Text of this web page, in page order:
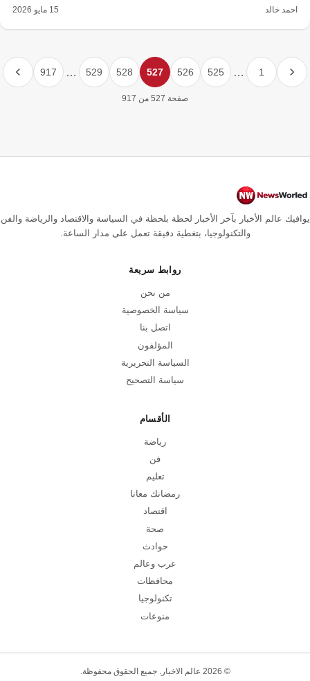
احمد خالد 15 مايو 2026
1
…
525
526
527
528
529
…
917
صفحة 527 من 917
يوافيك عالم الأخبار بآخر الأخبار لحظة بلحظة في السياسة والاقتصاد والرياضة والفن
والتكنولوجيا، بتغطية دقيقة تعمل على مدار الساعة.
روابط سريعة
من نحن
سياسة الخصوصية
اتصل بنا
المؤلفون
السياسة التحريرية
سياسة التصحيح
الأقسام
رياضة
فن
تعليم
رمضانك معانا
اقتصاد
صحة
حوادث
عرب وعالم
محافظات
تكنولوجيا
منوعات
© 2026 عالم الاخبار. جميع الحقوق محفوظة.